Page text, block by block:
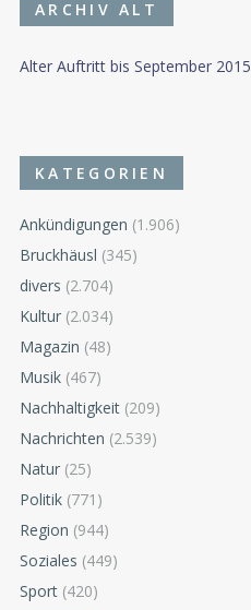
ARCHIV ALT
Alter Auftritt bis September 2015
KATEGORIEN
Ankündigungen (1.906)
Bruckhäusl (345)
divers (2.704)
Kultur (2.034)
Magazin (48)
Musik (467)
Nachhaltigkeit (209)
Nachrichten (2.539)
Natur (25)
Politik (771)
Region (944)
Soziales (449)
Sport (420)